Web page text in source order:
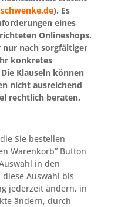
). Es
eines
Onlineshops.
nur nach sorgfältiger
konkretes
Klauseln können
nicht ausreichend
rechtlich beraten.
Sie bestellen
Warenkorb” Button
in den
Auswahl bis
jederzeit ändern, in
ändern, durch